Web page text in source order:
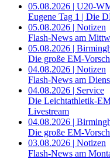
05.08.2026 | U20-
Eugene Tag 1 | Die
05.08.2026 | Notizen
Flash-News am
05.08.2026 |
Die große EM-
04.08.2026 | Notizen
Flash-News am
04.08.2026 | Service
Die Leichtathletik-
Livestream
04.08.2026 |
Die große EM-
03.08.2026 | Notizen
Flash-News am